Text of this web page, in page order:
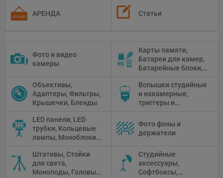
АРЕНДА Статьи
Фото и видео
камеры
Карты памяти,
Батареи для камер,
Батарейные блоки,
Объективы,
Адаптеры, Фильтры,
Крышечки, Бленды
Вспышки студийные
и накамерные,
триггеры и
LED панели, LED
трубки, Кольцевые
лампы, Моноблоки,
Флуоресцентное и
галогенное
освещение
Фото фоны и
держатели
Штативы, Стойки
для света,
Моноподы, Головы
Студийные
аксессуары,
Софтбоксы,